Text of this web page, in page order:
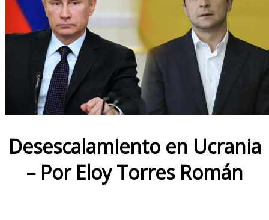
Desescalamiento en Ucrania
– Por Eloy Torres Román